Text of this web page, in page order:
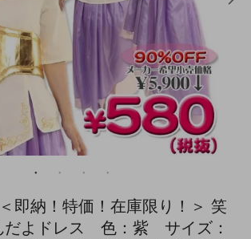
即納！特価！在庫限り！＞ 笑
だよドレス 色：紫 サイズ：